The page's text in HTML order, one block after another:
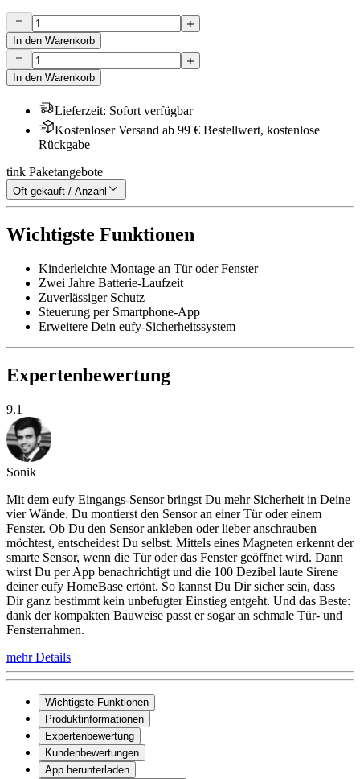
In den Warenkorb
In den Warenkorb
Lieferzeit: Sofort verfügbar
Kostenloser Versand ab 99 € Bestellwert, kostenlose
Rückgabe
tink Paketangebote
Oft gekauft / Anzahl
Wichtigste Funktionen
Kinderleichte Montage an Tür oder Fenster
Zwei Jahre Batterie-Laufzeit
Zuverlässiger Schutz
Steuerung per Smartphone-App
Erweitere Dein eufy-Sicherheitssystem
Expertenbewertung
9.1
Sonik
Mit dem eufy Eingangs-Sensor bringst Du mehr Sicherheit in Deine
vier Wände. Du montierst den Sensor an einer Tür oder einem
Fenster. Ob Du den Sensor ankleben oder lieber anschrauben
möchtest, entscheidest Du selbst. Mittels eines Magneten erkennt der
smarte Sensor, wenn die Tür oder das Fenster geöffnet wird. Dann
wirst Du per App benachrichtigt und die 100 Dezibel laute Sirene
deiner eufy HomeBase ertönt. So kannst Du Dir sicher sein, dass
Dir ganz bestimmt kein unbefugter Einstieg entgeht. Und das Beste:
dank der kompakten Bauweise passt er sogar an schmale Tür- und
Fensterrahmen.
mehr Details
Wichtigste Funktionen
Produktinformationen
Expertenbewertung
Kundenbewertungen
App herunterladen